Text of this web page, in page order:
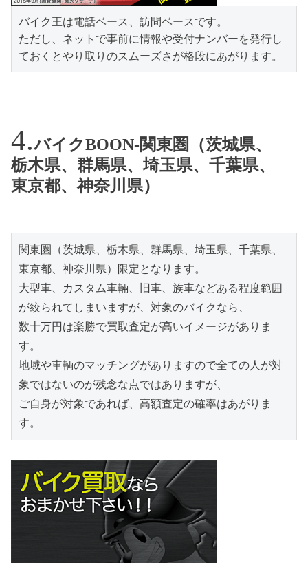
バイク王は電話ベース、訪問ベースです。
ただし、ネットで事前に情報や受付ナンバーを発行し
ておくとやり取りのスムーズさが格段にあがります。
バイクBOON-関東圏（茨城県、
栃木県、群馬県、埼玉県、千葉県、
東京都、神奈川県）
関東圏（茨城県、栃木県、群馬県、埼玉県、千葉県、
東京都、神奈川県）限定となります。
大型車、カスタム車輛、旧車、族車などある程度範囲
が絞られてしまいますが、対象のバイクなら、
数十万円は楽勝で買取査定が高いイメージがありま
す。
地域や車輌のマッチングがありますので全ての人が対
象ではないのが残念な点ではありますが、
ご自身が対象であれば、高額査定の確率はあがりま
す。